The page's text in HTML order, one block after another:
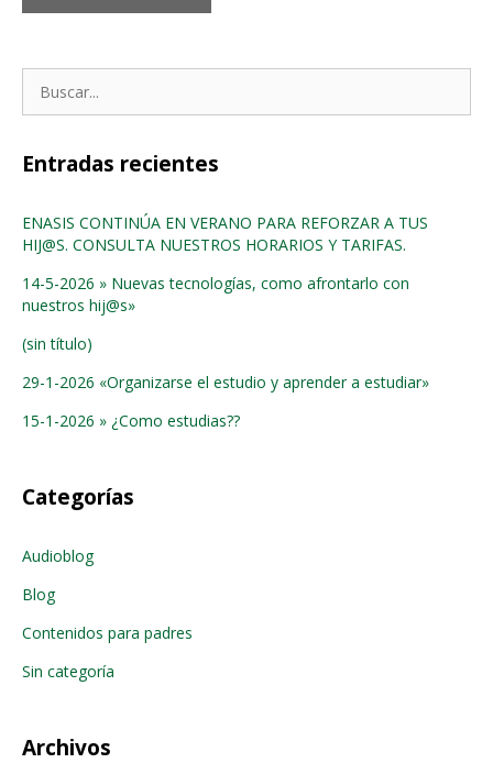
Entradas recientes
ENASIS CONTINÚA EN VERANO PARA REFORZAR A TUS
HIJ@S. CONSULTA NUESTROS HORARIOS Y TARIFAS.
14-5-2026 » Nuevas tecnologías, como afrontarlo con
nuestros hij@s»
(sin título)
29-1-2026 «Organizarse el estudio y aprender a estudiar»
15-1-2026 » ¿Como estudias??
Categorías
Audioblog
Blog
Contenidos para padres
Sin categoría
Archivos